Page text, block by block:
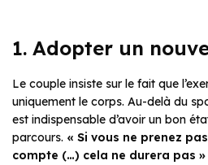
1. Adopter un
Le couple insiste sur le fait que
uniquement le corps. Au-delà du
est indispensable d’avoir un bon
parcours. « Si vous ne prenez
compte (…) cela ne durera pas »